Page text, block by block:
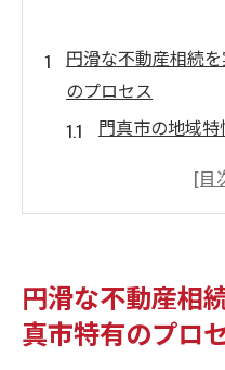
円滑な不動産相続
のプロセス
門真市の地域
相続プロセス
不動産価値を
門真市における
円滑な不動産相
真市特有のプロ